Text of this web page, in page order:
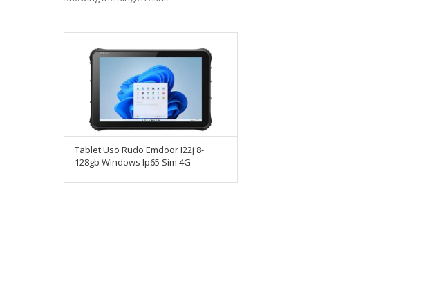
Tablet Uso Rudo Emdoor I22j 8-
128gb Windows Ip65 Sim 4G